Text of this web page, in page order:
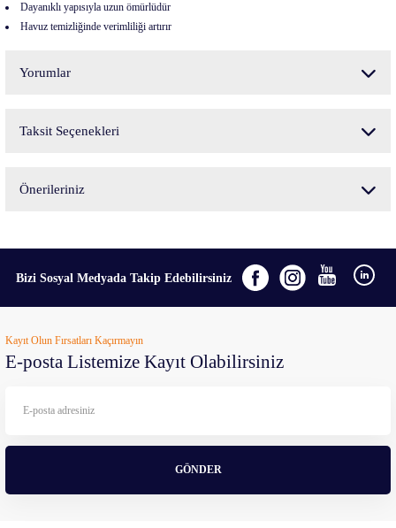
Dayanıklı yapısıyla uzun ömürlüdür
Havuz temizliğinde verimliliği artırır
Yorumlar
Taksit Seçenekleri
Önerileriniz
Görüş ve önerileriniz için teşekkür ederiz.
Ürün açıklamasında eksik bilgiler bulunuyor.
Ürün fiyatı diğer sitelerden daha pahalı.
Bizi Sosyal Medyada Takip Edebilirsiniz
Kayıt Olun Fırsatları Kaçırmayın
E-posta Listemize Kayıt Olabilirsiniz
GÖNDER